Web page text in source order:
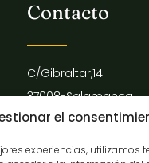
el
experiencias, utilizamos
Contacto
C/Gibraltar,14
37008-Salamanca
923 12 14 25